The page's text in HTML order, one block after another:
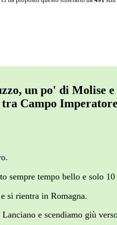
un po' di Molise
Campo
sempre tempo bello e solo
si rientra in Romagna.
Lanciano e scendiamo giù